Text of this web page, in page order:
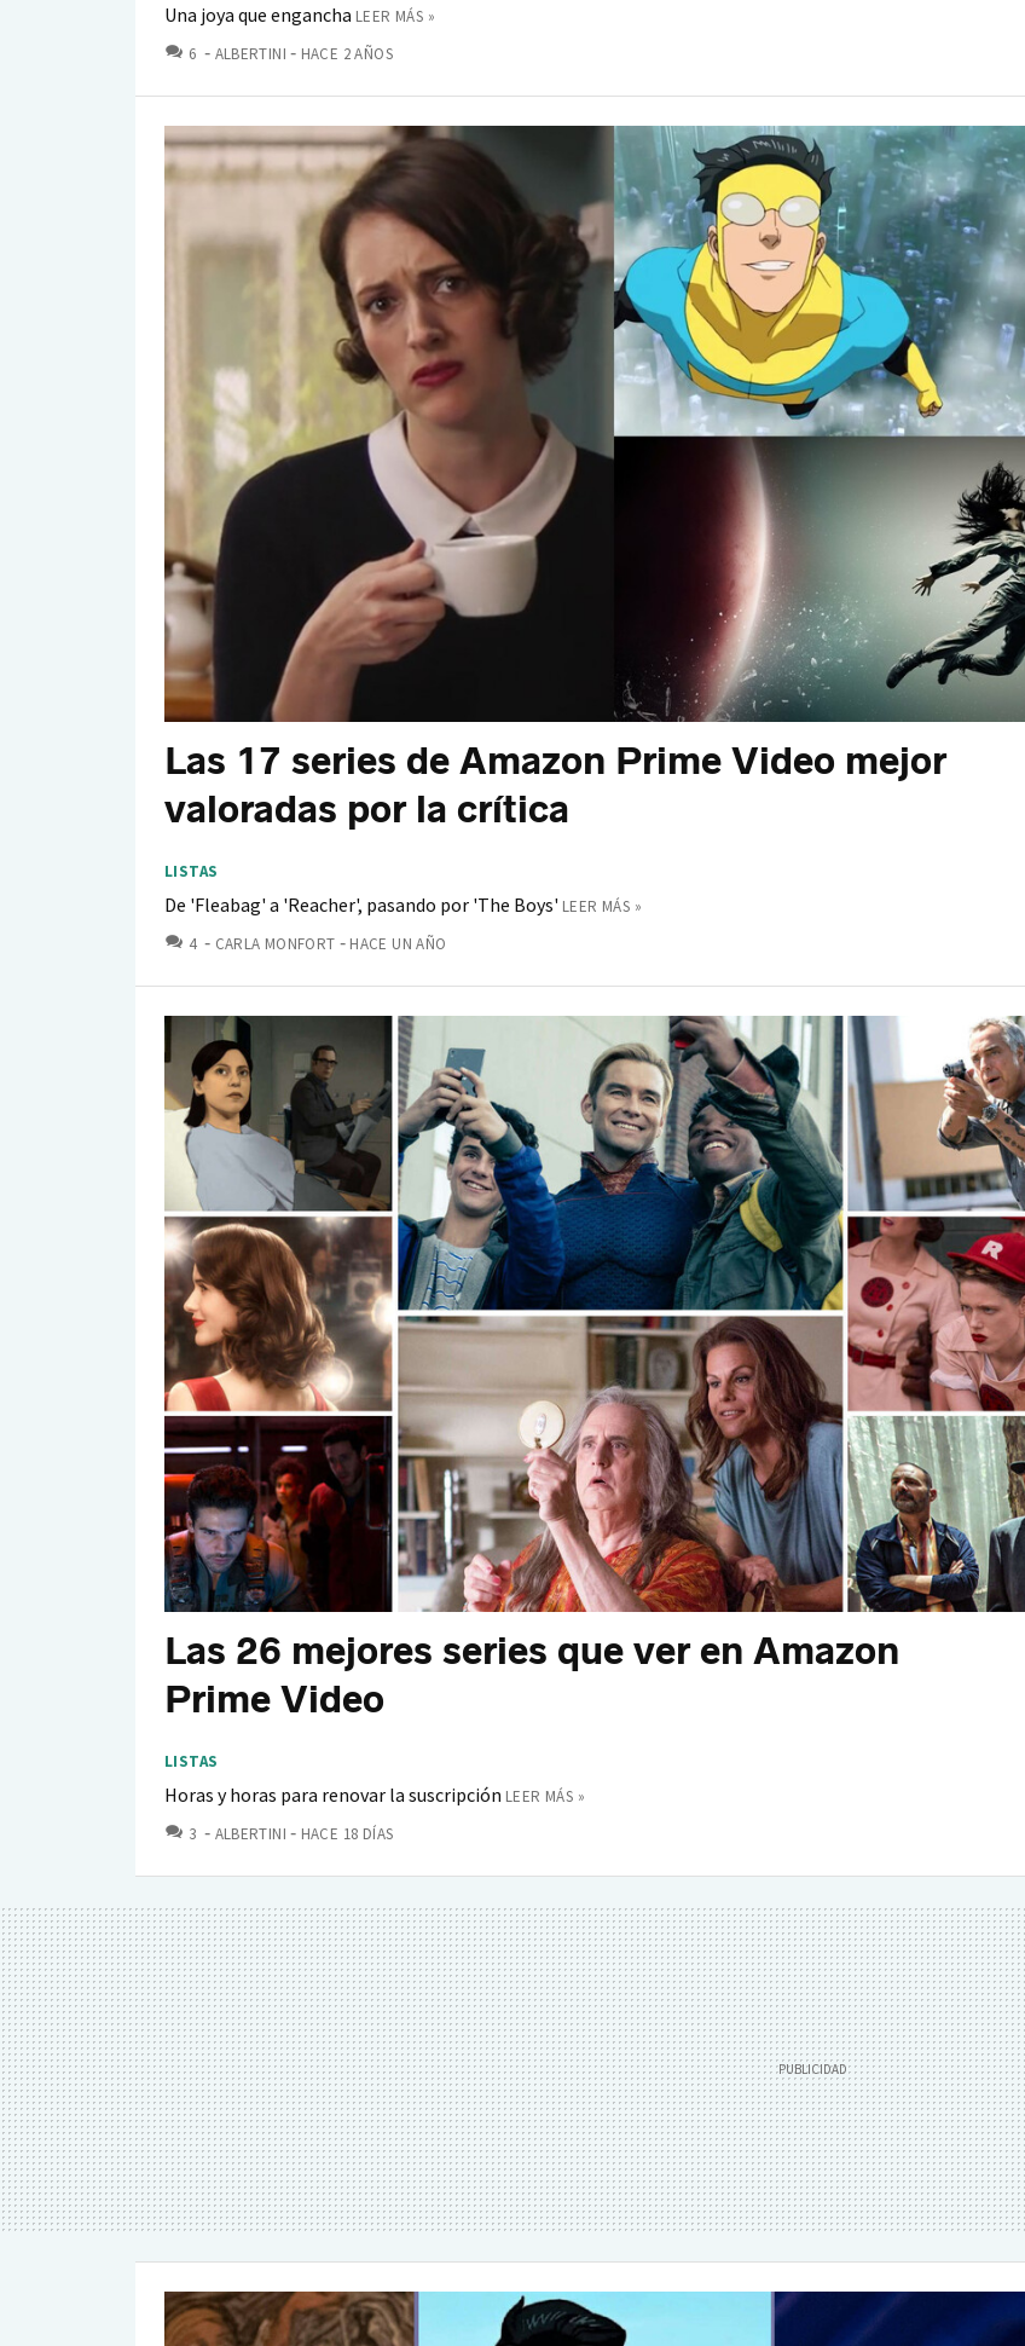
Una joya que engancha LEER MÁS »
6 COMENTARIOS
ALBERTINI HACE 2 AÑOS
Las 17 series de Amazon Prime Video mejor
valoradas por la crítica
LISTAS
De 'Fleabag' a 'Reacher', pasando por 'The Boys' LEER MÁS »
4 COMENTARIOS
CARLA MONFORT HACE UN AÑO
Las 26 mejores series que ver en Amazon
Prime Video
LISTAS
Horas y horas para renovar la suscripción LEER MÁS »
3 COMENTARIOS
ALBERTINI HACE 18 DÍAS